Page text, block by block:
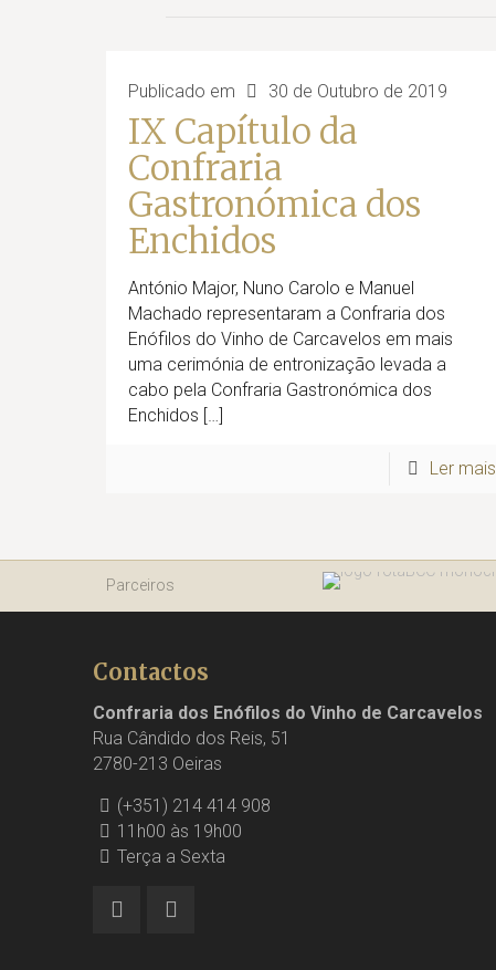
Publicado em 30 de Outubro de 2019
IX Capítulo da
Confraria
Gastronómica dos
Enchidos
António Major, Nuno Carolo e Manuel
Machado representaram a Confraria dos
Enófilos do Vinho de Carcavelos em mais
uma cerimónia de entronização levada a
cabo pela Confraria Gastronómica dos
Enchidos […]
Ler mais
Parceiros
Contactos
Confraria dos Enófilos do Vinho de Carcavelos
Rua Cândido dos Reis, 51
2780-213 Oeiras
(+351) 214 414 908
11h00 às 19h00
Terça a Sexta